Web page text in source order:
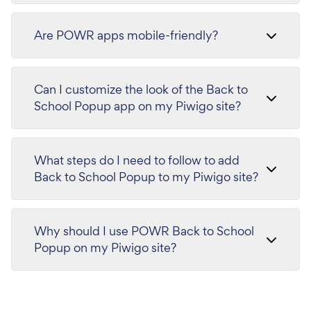
Are POWR apps mobile-friendly?
Can I customize the look of the Back to
School Popup app on my Piwigo site?
What steps do I need to follow to add
Back to School Popup to my Piwigo site?
Why should I use POWR Back to School
Popup on my Piwigo site?